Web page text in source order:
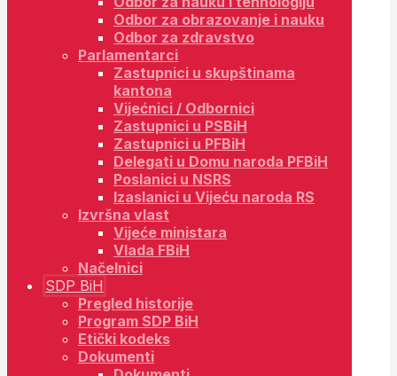
Odbor za obrazovanje i nauku
Odbor za zdravstvo
Parlamentarci
Zastupnici u skupštinama
kantona
Vijećnici / Odbornici
Zastupnici u PSBiH
Zastupnici u PFBiH
Delegati u Domu naroda PFBiH
Poslanici u NSRS
Izaslanici u Vijeću naroda RS
Izvršna vlast
Vijeće ministara
Vlada FBiH
Načelnici
SDP BiH
Pregled historije
Program SDP BiH
Etički kodeks
Dokumenti